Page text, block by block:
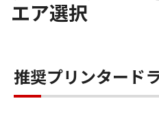
エア選択
推奨プリンタード